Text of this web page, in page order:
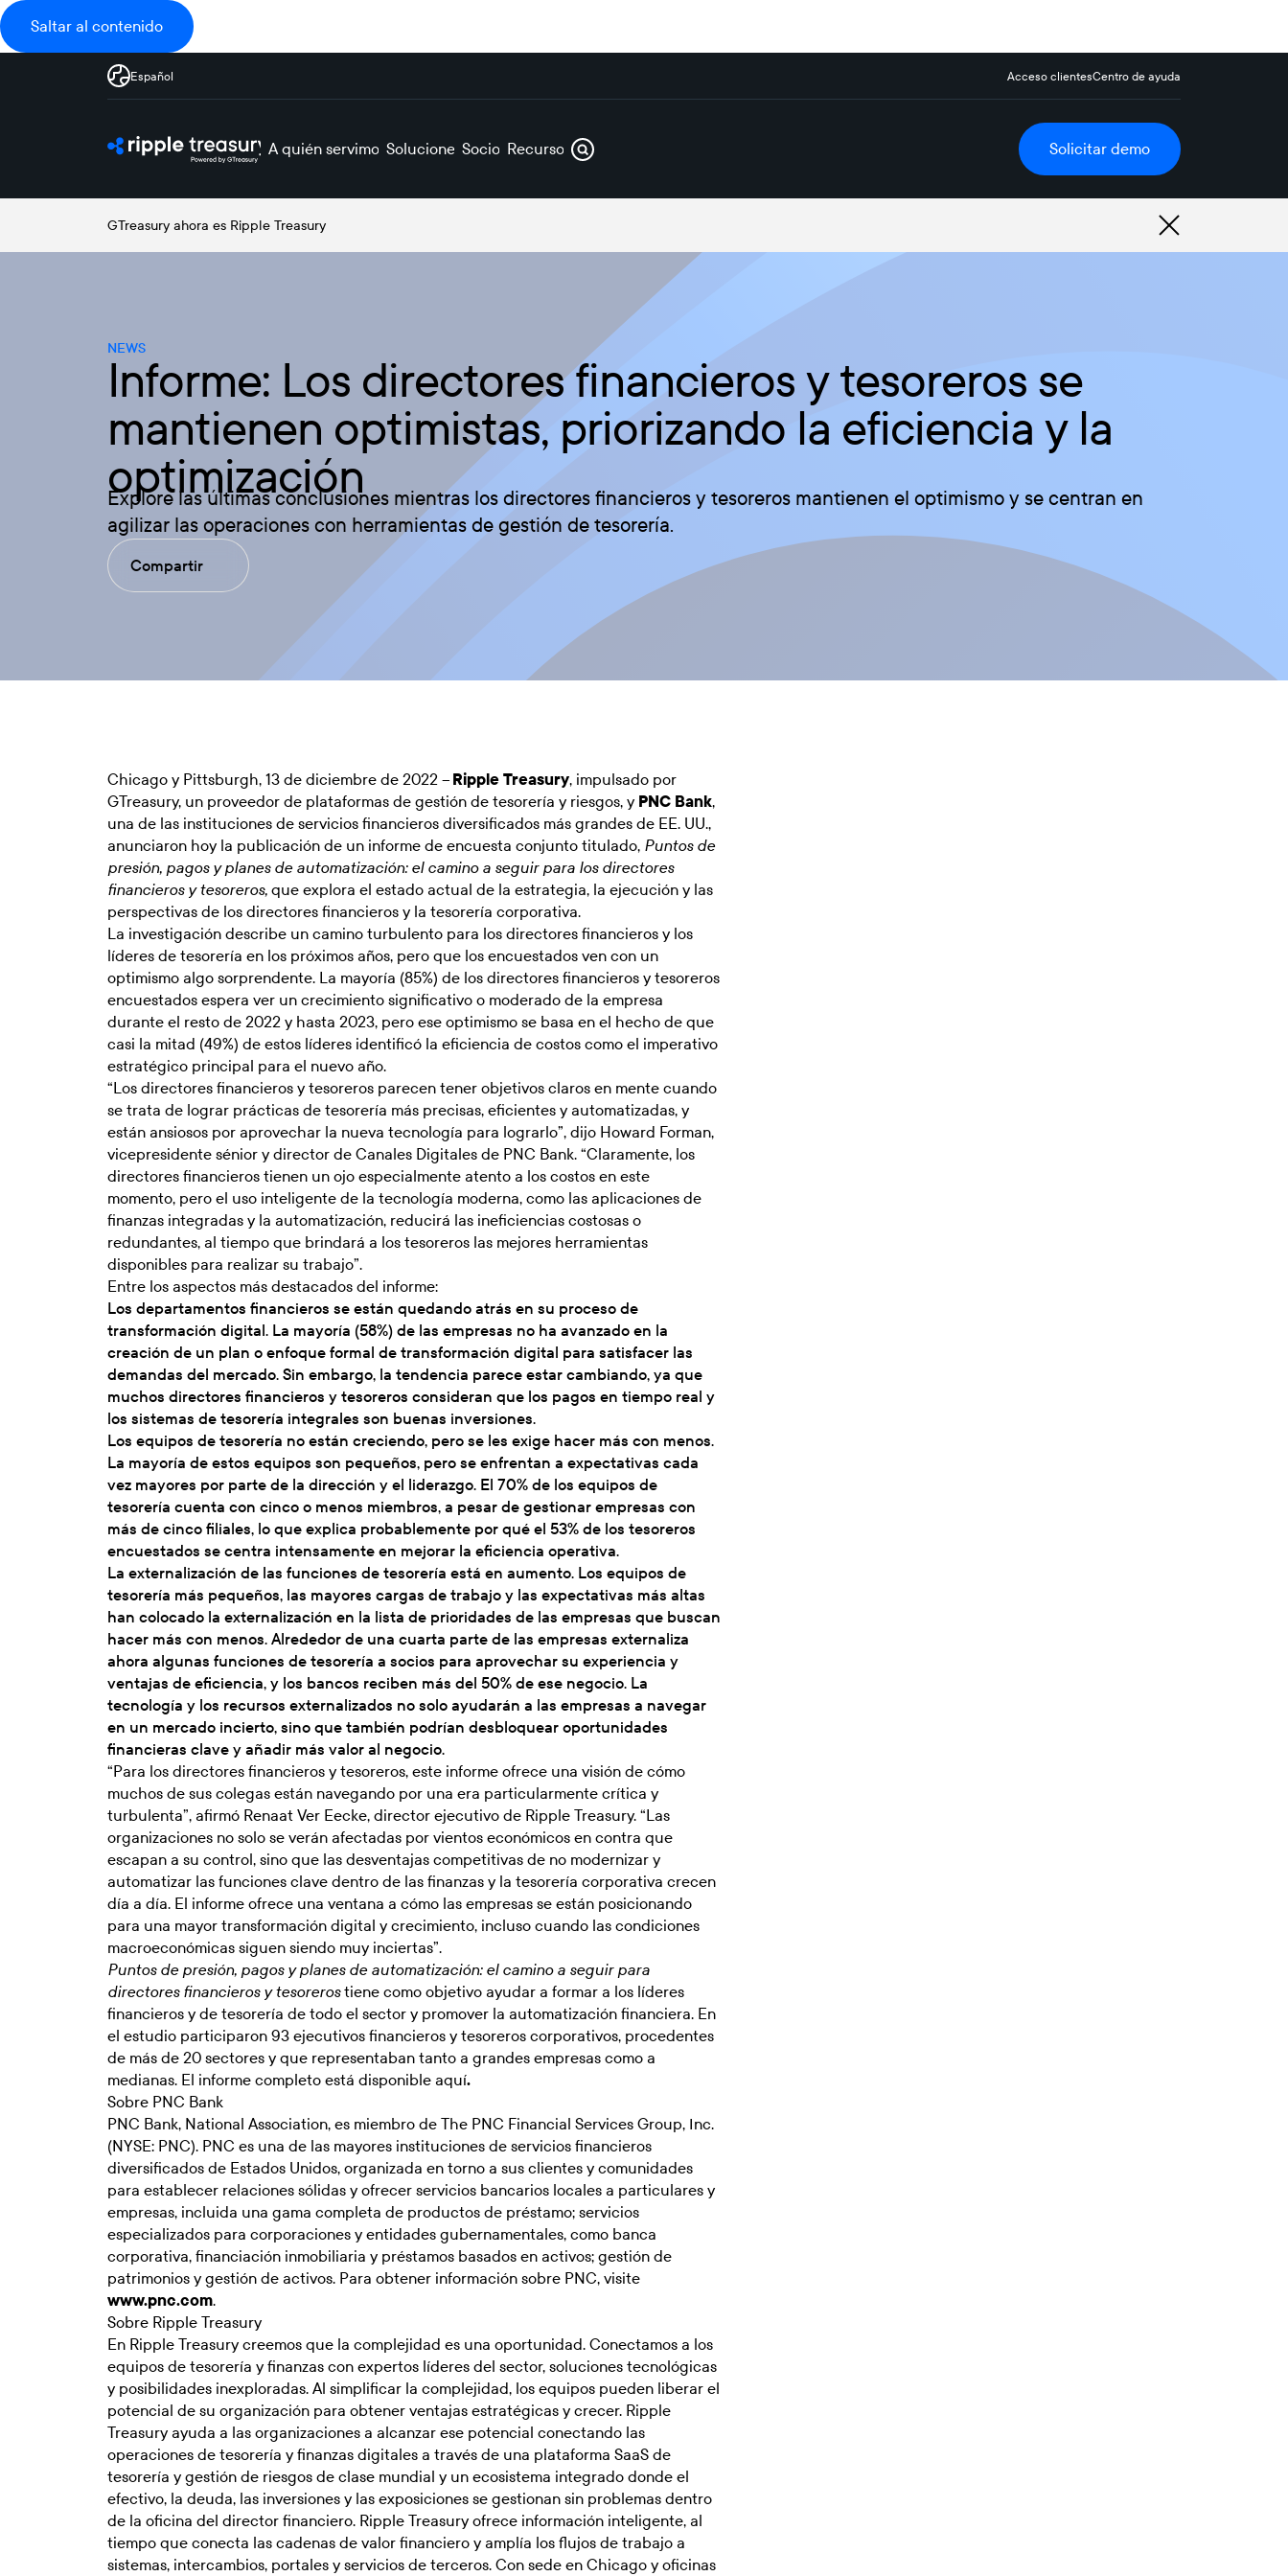
Saltar al contenido
Español Acceso clientesCentro de ayuda
A quién servimos Soluciones Socios Recursos Solicitar demo
GTreasury ahora es Ripple Treasury
NEWS
Informe: Los directores financieros y tesoreros se
mantienen optimistas, priorizando la eficiencia y la
optimización
Explore las últimas conclusiones mientras los directores financieros y tesoreros mantienen el optimismo y se centran en
agilizar las operaciones con herramientas de gestión de tesorería.
Compartir
Chicago y Pittsburgh, 13 de diciembre de 2022 – Ripple Treasury, impulsado por
GTreasury, un proveedor de plataformas de gestión de tesorería y riesgos, y PNC Bank,
una de las instituciones de servicios financieros diversificados más grandes de EE. UU.,
anunciaron hoy la publicación de un informe de encuesta conjunto titulado, Puntos de
presión, pagos y planes de automatización: el camino a seguir para los directores
financieros y tesoreros, que explora el estado actual de la estrategia, la ejecución y las
perspectivas de los directores financieros y la tesorería corporativa.
La investigación describe un camino turbulento para los directores financieros y los
líderes de tesorería en los próximos años, pero que los encuestados ven con un
optimismo algo sorprendente. La mayoría (85%) de los directores financieros y tesoreros
encuestados espera ver un crecimiento significativo o moderado de la empresa
durante el resto de 2022 y hasta 2023, pero ese optimismo se basa en el hecho de que
casi la mitad (49%) de estos líderes identificó la eficiencia de costos como el imperativo
estratégico principal para el nuevo año.
“Los directores financieros y tesoreros parecen tener objetivos claros en mente cuando
se trata de lograr prácticas de tesorería más precisas, eficientes y automatizadas, y
están ansiosos por aprovechar la nueva tecnología para lograrlo”, dijo Howard Forman,
vicepresidente sénior y director de Canales Digitales de PNC Bank. “Claramente, los
directores financieros tienen un ojo especialmente atento a los costos en este
momento, pero el uso inteligente de la tecnología moderna, como las aplicaciones de
finanzas integradas y la automatización, reducirá las ineficiencias costosas o
redundantes, al tiempo que brindará a los tesoreros las mejores herramientas
disponibles para realizar su trabajo”.
Entre los aspectos más destacados del informe:
Los departamentos financieros se están quedando atrás en su proceso de
transformación digital. La mayoría (58%) de las empresas no ha avanzado en la
creación de un plan o enfoque formal de transformación digital para satisfacer las
demandas del mercado. Sin embargo, la tendencia parece estar cambiando, ya que
muchos directores financieros y tesoreros consideran que los pagos en tiempo real y
los sistemas de tesorería integrales son buenas inversiones.
Los equipos de tesorería no están creciendo, pero se les exige hacer más con menos.
La mayoría de estos equipos son pequeños, pero se enfrentan a expectativas cada
vez mayores por parte de la dirección y el liderazgo. El 70% de los equipos de
tesorería cuenta con cinco o menos miembros, a pesar de gestionar empresas con
más de cinco filiales, lo que explica probablemente por qué el 53% de los tesoreros
encuestados se centra intensamente en mejorar la eficiencia operativa.
La externalización de las funciones de tesorería está en aumento. Los equipos de
tesorería más pequeños, las mayores cargas de trabajo y las expectativas más altas
han colocado la externalización en la lista de prioridades de las empresas que buscan
hacer más con menos. Alrededor de una cuarta parte de las empresas externaliza
ahora algunas funciones de tesorería a socios para aprovechar su experiencia y
ventajas de eficiencia, y los bancos reciben más del 50% de ese negocio. La
tecnología y los recursos externalizados no solo ayudarán a las empresas a navegar
en un mercado incierto, sino que también podrían desbloquear oportunidades
financieras clave y añadir más valor al negocio.
“Para los directores financieros y tesoreros, este informe ofrece una visión de cómo
muchos de sus colegas están navegando por una era particularmente crítica y
turbulenta”, afirmó Renaat Ver Eecke, director ejecutivo de Ripple Treasury. “Las
organizaciones no solo se verán afectadas por vientos económicos en contra que
escapan a su control, sino que las desventajas competitivas de no modernizar y
automatizar las funciones clave dentro de las finanzas y la tesorería corporativa crecen
día a día. El informe ofrece una ventana a cómo las empresas se están posicionando
para una mayor transformación digital y crecimiento, incluso cuando las condiciones
macroeconómicas siguen siendo muy inciertas”.
Puntos de presión, pagos y planes de automatización: el camino a seguir para
directores financieros y tesorerostiene como objetivo ayudar a formar a los líderes
financieros y de tesorería de todo el sector y promover la automatización financiera. En
el estudio participaron 93 ejecutivos financieros y tesoreros corporativos, procedentes
de más de 20 sectores y que representaban tanto a grandes empresas como a
medianas. El informe completo está disponible aquí.
Sobre PNC Bank
PNC Bank, National Association, es miembro de The PNC Financial Services Group, Inc.
(NYSE: PNC). PNC es una de las mayores instituciones de servicios financieros
diversificados de Estados Unidos, organizada en torno a sus clientes y comunidades
para establecer relaciones sólidas y ofrecer servicios bancarios locales a particulares y
empresas, incluida una gama completa de productos de préstamo; servicios
especializados para corporaciones y entidades gubernamentales, como banca
corporativa, financiación inmobiliaria y préstamos basados en activos; gestión de
patrimonios y gestión de activos. Para obtener información sobre PNC, visite
www.pnc.com.
Sobre Ripple Treasury
En Ripple Treasury creemos que la complejidad es una oportunidad. Conectamos a los
equipos de tesorería y finanzas con expertos líderes del sector, soluciones tecnológicas
y posibilidades inexploradas. Al simplificar la complejidad, los equipos pueden liberar el
potencial de su organización para obtener ventajas estratégicas y crecer. Ripple
Treasury ayuda a las organizaciones a alcanzar ese potencial conectando las
operaciones de tesorería y finanzas digitales a través de una plataforma SaaS de
tesorería y gestión de riesgos de clase mundial y un ecosistema integrado donde el
efectivo, la deuda, las inversiones y las exposiciones se gestionan sin problemas dentro
de la oficina del director financiero. Ripple Treasury ofrece información inteligente, al
tiempo que conecta las cadenas de valor financiero y amplía los flujos de trabajo a
sistemas, intercambios, portales y servicios de terceros. Con sede en Chicago y oficinas